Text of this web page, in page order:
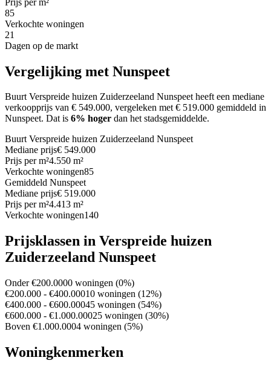
85
Verkochte woningen
21
Dagen op de markt
Vergelijking met Nunspeet
Buurt Verspreide huizen Zuiderzeeland Nunspeet heeft een mediane
verkoopprijs van € 549.000, vergeleken met € 519.000 gemiddeld in
Nunspeet. Dat is 6% hoger dan het stadsgemiddelde.
Buurt Verspreide huizen Zuiderzeeland Nunspeet
Mediane prijs€ 549.000
Prijs per m²4.550 m²
Verkochte woningen85
Gemiddeld Nunspeet
Mediane prijs€ 519.000
Prijs per m²4.413 m²
Verkochte woningen140
Prijsklassen in Verspreide huizen
Zuiderzeeland Nunspeet
Onder €200.0000 woningen (0%)
€200.000 - €400.00010 woningen (12%)
€400.000 - €600.00045 woningen (54%)
€600.000 - €1.000.00025 woningen (30%)
Boven €1.000.0004 woningen (5%)
Woningkenmerken